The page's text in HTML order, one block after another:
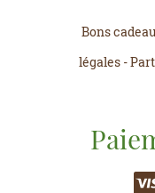
Bons
légales-